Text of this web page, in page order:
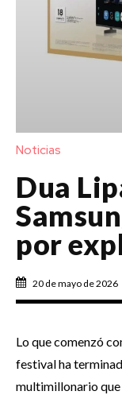
Noticias
Dua
por
20 de mayo de 2026
Lo que comenzó
festival ha
multimillonario que